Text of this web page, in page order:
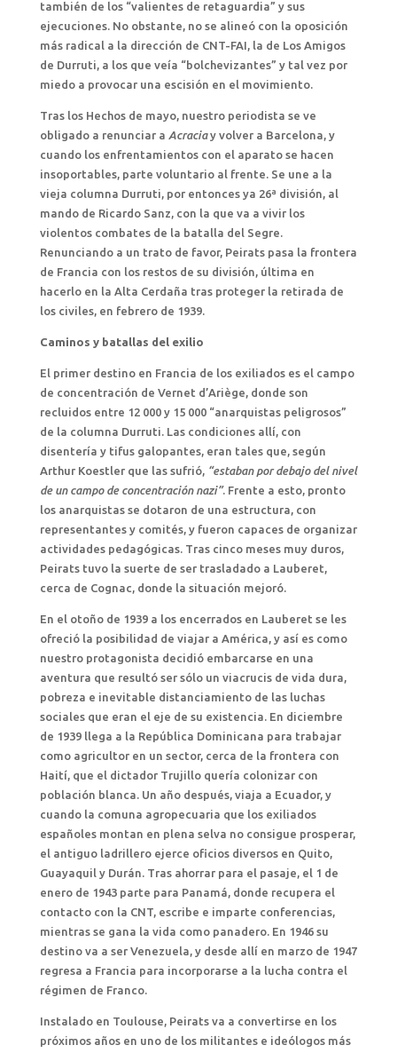
también de los “valientes de retaguardia” y sus
ejecuciones. No obstante, no se alineó con la oposición
más radical a la dirección de CNT-FAI, la de Los Amigos
de Durruti, a los que veía “bolchevizantes” y tal vez por
miedo a provocar una escisión en el movimiento.
Tras los Hechos de mayo, nuestro periodista se ve
obligado a renunciar a Acraciay volver a Barcelona, y
cuando los enfrentamientos con el aparato se hacen
insoportables, parte voluntario al frente. Se une a la
vieja columna Durruti, por entonces ya 26ª división, al
mando de Ricardo Sanz, con la que va a vivir los
violentos combates de la batalla del Segre.
Renunciando a un trato de favor, Peirats pasa la frontera
de Francia con los restos de su división, última en
hacerlo en la Alta Cerdaña tras proteger la retirada de
los civiles, en febrero de 1939.
Caminos y batallas del exilio
El primer destino en Francia de los exiliados es el campo
de concentración de Vernet d’Ariège, donde son
recluidos entre 12 000 y 15 000 “anarquistas peligrosos”
de la columna Durruti. Las condiciones allí, con
disentería y tifus galopantes, eran tales que, según
Arthur Koestler que las sufrió, “estaban por debajo del nivel
de un campo de concentración nazi”. Frente a esto, pronto
los anarquistas se dotaron de una estructura, con
representantes y comités, y fueron capaces de organizar
actividades pedagógicas. Tras cinco meses muy duros,
Peirats tuvo la suerte de ser trasladado a Lauberet,
cerca de Cognac, donde la situación mejoró.
En el otoño de 1939 a los encerrados en Lauberet se les
ofreció la posibilidad de viajar a América, y así es como
nuestro protagonista decidió embarcarse en una
aventura que resultó ser sólo un viacrucis de vida dura,
pobreza e inevitable distanciamiento de las luchas
sociales que eran el eje de su existencia. En diciembre
de 1939 llega a la República Dominicana para trabajar
como agricultor en un sector, cerca de la frontera con
Haití, que el dictador Trujillo quería colonizar con
población blanca. Un año después, viaja a Ecuador, y
cuando la comuna agropecuaria que los exiliados
españoles montan en plena selva no consigue prosperar,
el antiguo ladrillero ejerce oficios diversos en Quito,
Guayaquil y Durán. Tras ahorrar para el pasaje, el 1 de
enero de 1943 parte para Panamá, donde recupera el
contacto con la CNT, escribe e imparte conferencias,
mientras se gana la vida como panadero. En 1946 su
destino va a ser Venezuela, y desde allí en marzo de 1947
regresa a Francia para incorporarse a la lucha contra el
régimen de Franco.
Instalado en Toulouse, Peirats va a convertirse en los
próximos años en uno de los militantes e ideólogos más